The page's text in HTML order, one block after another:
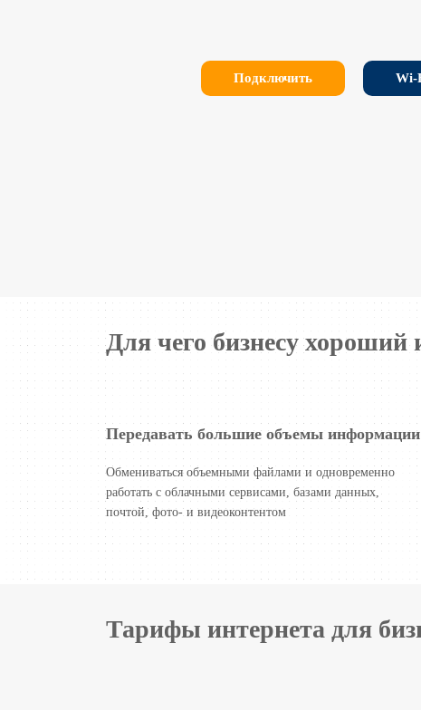
Подключить Wi-
Для чего бизнесу хороший
Передавать большие объемы информации
Обмениваться объемными файлами и одновременно
работать с облачными сервисами, базами данных,
почтой, фото- и видеоконтентом
Тарифы интернета для